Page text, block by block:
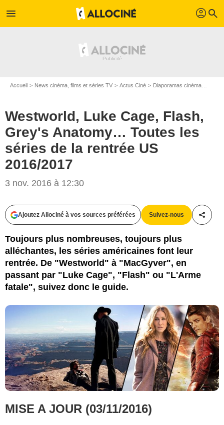
menu profil search
Accueil News cinéma, films et séries TV Actus Ciné Diaporamas cinéma
Westworld, Luke Cage, Flash,
Grey's Anatomy… Toutes les
séries de la rentrée US
2016/2017
3 nov. 2016 à 12:30
Ajoutez Allociné à vos sources préférées Suivez-nous
Toujours plus nombreuses, toujours plus
alléchantes, les séries américaines font leur
rentrée. De "Westworld" à "MacGyver", en
passant par "Luke Cage", "Flash" ou "L'Arme
fatale", suivez donc le guide.
MISE A JOUR (03/11/2016)